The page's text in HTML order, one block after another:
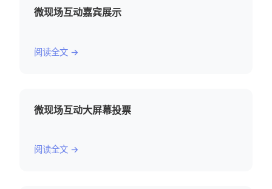
微现场互动嘉宾展示
阅读全文 →
微现场互动大屏幕投票
阅读全文 →